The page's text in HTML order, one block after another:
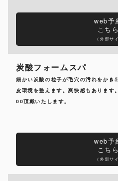
web予
こち
（外部サ
炭酸フォームスパ
細かい炭酸の粒子が毛穴の汚れをかき
皮環境を整えます。爽快感もありま
00頂戴いたします。
web予
こち
（外部サ